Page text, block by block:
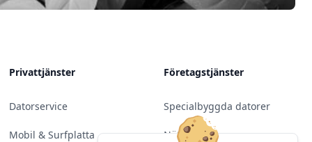
Privattjänster
Datorservice
Mobil & Surfplatta
Företagstjänster
Specialbyggda datorer
Nätverk